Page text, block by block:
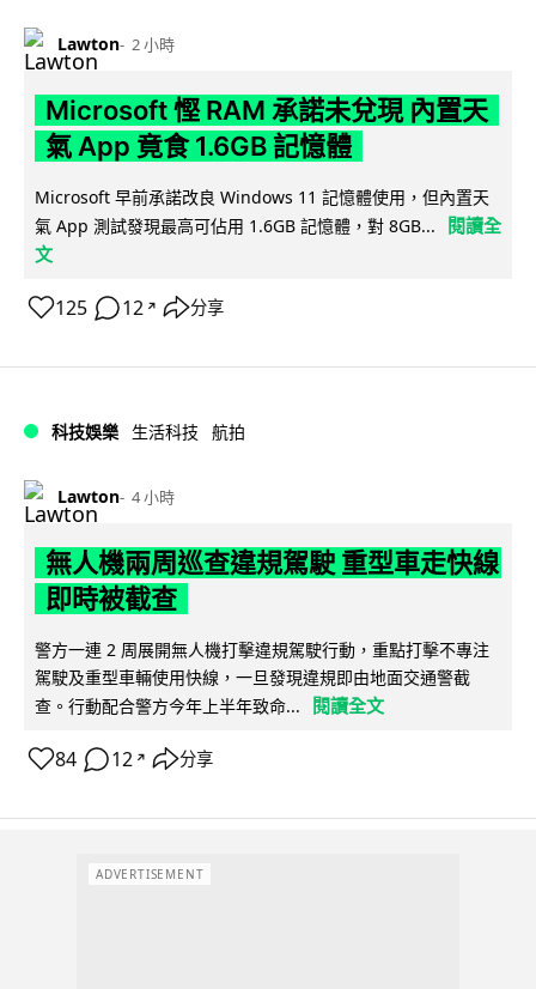
Lawton 2 小時
Microsoft 慳 RAM 承諾未兌現 內置天
氣 App 竟食 1.6GB 記憶體
Microsoft 早前承諾改良 Windows 11 記憶體使用，但內置天
氣 App 測試發現最高可佔用 1.6GB 記憶體，對 8GB...
閱讀全
文
125 12 ↗ 分享
科技娛樂 生活科技 航拍
Lawton 4 小時
無人機兩周巡查違規駕駛 重型車走快線
即時被截查
警方一連 2 周展開無人機打擊違規駕駛行動，重點打擊不專注
駕駛及重型車輛使用快線，一旦發現違規即由地面交通警截
查。行動配合警方今年上半年致命...
閱讀全文
84 12 ↗ 分享
ADVERTISEMENT